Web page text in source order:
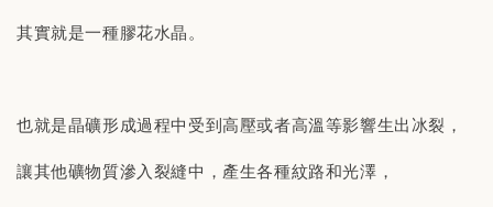
其實就是一種膠花水晶。
也就是晶礦形成過程中受到高壓或者高溫等影響生出冰裂，
讓其他礦物質滲入裂縫中，產生各種紋路和光澤，